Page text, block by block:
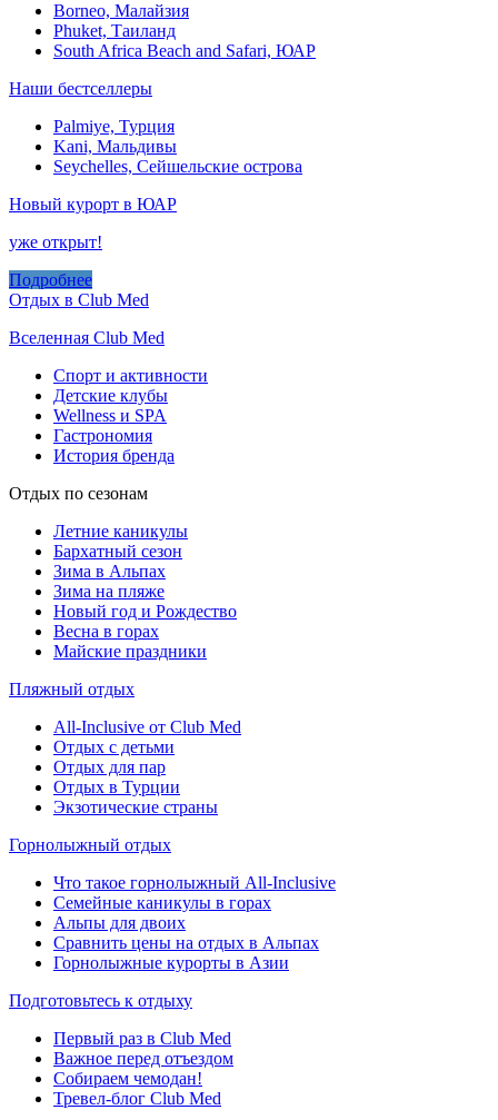
Borneo, Малайзия
Phuket, Таиланд
South Africa Beach and Safari, ЮАР
Наши бестселлеры
Palmiye, Турция
Kani, Мальдивы
Seychelles, Сейшельские острова
Новый курорт в ЮАР
уже открыт!
Подробнее
Отдых в Club Med
Вселенная Club Med
Спорт и активности
Детские клубы
Wellness и SPA
Гастрономия
История бренда
Отдых по сезонам
Летние каникулы
Бархатный сезон
Зима в Альпах
Зима на пляже
Новый год и Рождество
Весна в горах
Майские праздники
Пляжный отдых
All-Inclusive от Club Med
Отдых с детьми
Отдых для пар
Отдых в Турции
Экзотические страны
Горнолыжный отдых
Что такое горнолыжный All-Inclusive
Семейные каникулы в горах
Альпы для двоих
Сравнить цены на отдых в Альпах
Горнолыжные курорты в Азии
Подготовьтесь к отдыху
Первый раз в Club Med
Важное перед отъездом
Собираем чемодан!
Тревел-блог Club Med